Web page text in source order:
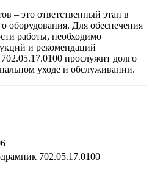
– это ответственный этап в
оборудования. Для обеспечения
работы, необходимо
и рекомендаций
прослужит долго
уходе и обслуживании.
702.05.17.0100